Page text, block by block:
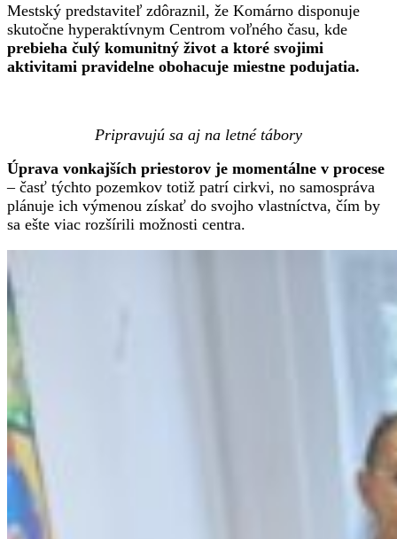
Mestský predstaviteľ zdôraznil, že Komárno disponuje
skutočne hyperaktívnym Centrom voľného času, kde
prebieha čulý komunitný život a ktoré svojimi
aktivitami pravidelne obohacuje miestne podujatia.
Pripravujú sa aj na letné tábory
Úprava vonkajších priestorov je momentálne v procese
– časť týchto pozemkov totiž patrí cirkvi, no samospráva
plánuje ich výmenou získať do svojho vlastníctva, čím by
sa ešte viac rozšírili možnosti centra.